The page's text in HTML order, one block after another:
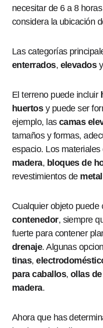
necesitar de 6 a 8
considera la ubicación
Las categorías
enterrados, elevadosy
El terreno puede incluir
huertosy puede ser
ejemplo, las camas
tamaños y formas,
espacio. Los
madera, bloques de
revestimientos de metal
Cualquier objeto puede
contenedor, siempre
fuerte para contener
drenaje. Algunas
tinas,
para caballos, ollas
madera.
Ahora que has